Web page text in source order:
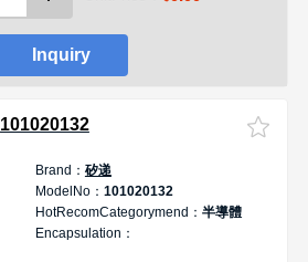
Inquiry
101020132
Brand： 矽递
ModelNo： 101020132
HotRecomCategorymend： 半導體
Encapsulation：